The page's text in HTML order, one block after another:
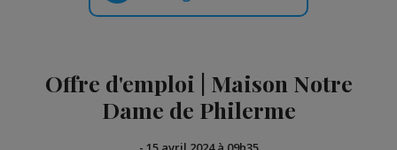
Offre d'emploi | Maison Notre
Dame de Philerme